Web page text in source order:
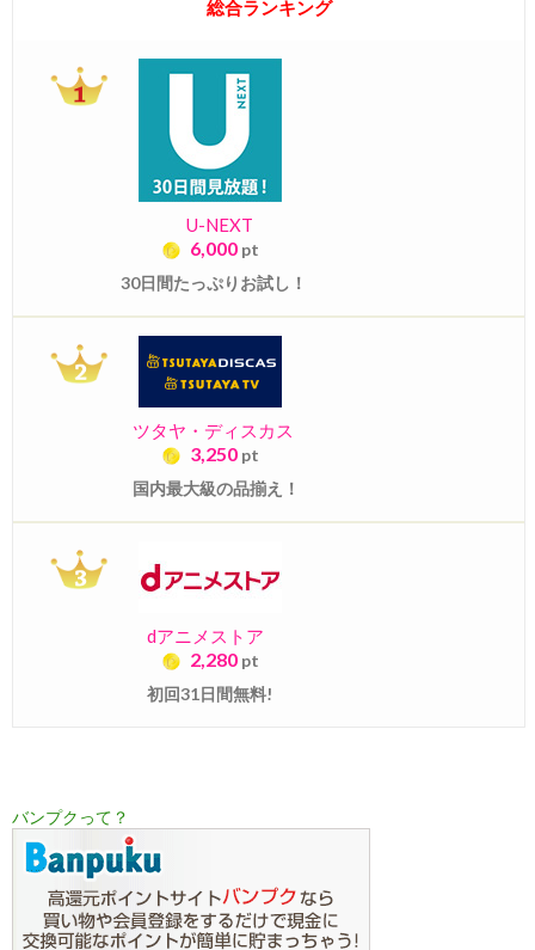
総合ランキング
U-NEXT
6,000 pt
30日間たっぷりお試し！
ツタヤ・ディスカス
3,250 pt
国内最大級の品揃え！
dアニメストア
2,280 pt
初回31日間無料!
バンプクって？